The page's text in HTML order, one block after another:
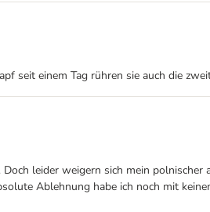
seit einem Tag rühren sie auch die
leider weigern sich mein
Ablehnung habe ich noch mit